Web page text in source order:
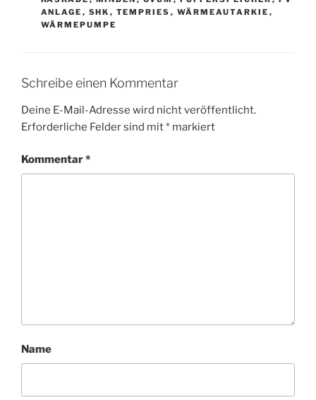
ANLAGE , SHK , TEMPRIES , WÄRMEAUTARKIE ,
WÄRMEPUMPE
Schreibe einen Kommentar
Deine E-Mail-Adresse wird nicht veröffentlicht.
Erforderliche Felder sind mit* markiert
Kommentar*
Name